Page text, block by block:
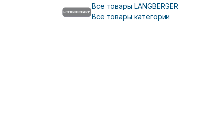
Все товары LANGBERGER
Все товары категории